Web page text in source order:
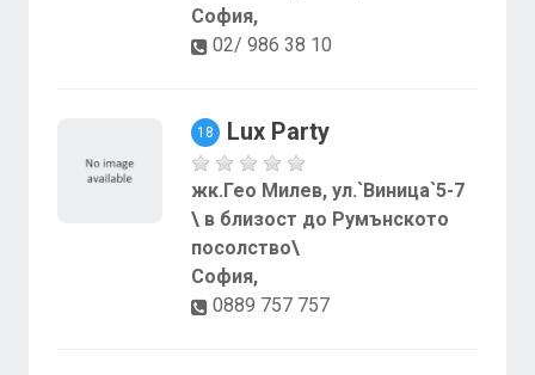
София,
02/ 986 38 10
18 Lux Party
жк.Гео Милев, ул.`Виница`5-7
\ в близост до Румънското
посолство\
София,
0889 757 757